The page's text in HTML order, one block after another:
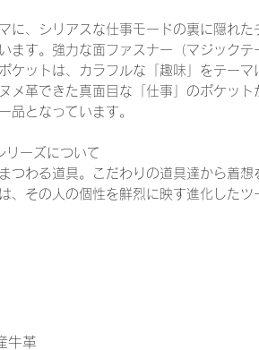
に、シリアスな仕事モードの裏に隠れた
ます。強力な面ファスナー（マジックテ
ケットは、カラフルな「趣味」をテーマ
メ革できた真面目な「仕事」のポケット
品となっています。
リーズについて
つわる道具。こだわりの道具達から着想
、その人の個性を鮮烈に映す進化したツ
牛革